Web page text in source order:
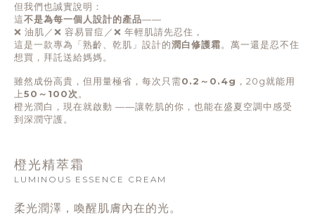
但我們也誠實說明：
這不是為每一個人設計的產品——
❌ 油肌／❌ 容易冒痘／❌ 年輕肌請先忍住，
這是一款專為「熟齡、乾肌」設計的潤白修護霜。萬一還是忍不住
想買，拜託送給媽媽。
雖然成份高貴，但用量極省，每次只需0.2～0.4g ，20g就能用
上50～100次。
橙光潤白，現在就啟動 ——讓乾肌的你，也能在盛夏空調中感受
到深潤守護。
橙光精萃霜
LUMINOUS ESSENCE CREAM
柔光潤澤，喚醒肌膚內在的光。